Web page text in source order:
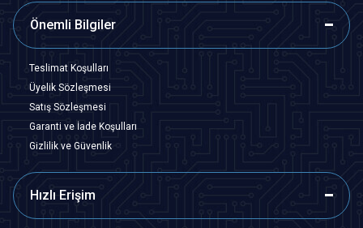
Önemli Bilgiler
Teslimat Koşulları
Üyelik Sözleşmesi
Satış Sözleşmesi
Garanti ve İade Koşulları
Gizlilik ve Güvenlik
Hızlı Erişim